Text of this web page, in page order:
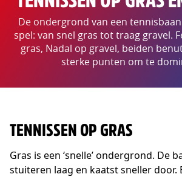
De ondergrond van een
spel: van snel gras tot traag gravel.
gras, Nadal op gravel, beiden
sterke punten om te
TENNISSEN OP GRAS
Gras is een ‘snelle’ ondergrond. De
stuiteren laag en kaatst sneller door.